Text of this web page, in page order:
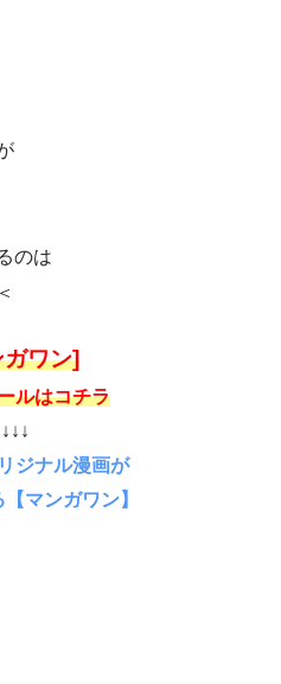
のは
ワン]
ルはコチラ
↓↓↓
ジナル漫画が
マンガワン】